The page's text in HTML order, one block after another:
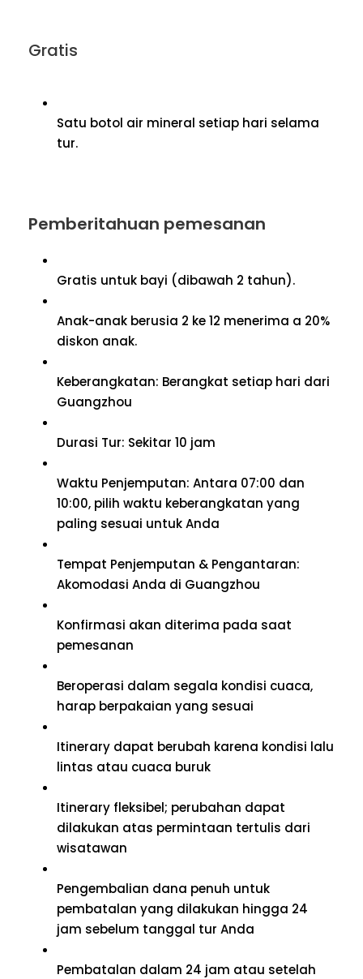
Gratis
Satu botol air mineral setiap hari selama
tur.
Pemberitahuan pemesanan
Gratis untuk bayi (dibawah 2 tahun).
Anak-anak berusia 2 ke 12 menerima a 20%
diskon anak.
Keberangkatan: Berangkat setiap hari dari
Guangzhou
Durasi Tur: Sekitar 10 jam
Waktu Penjemputan: Antara 07:00 dan
10:00, pilih waktu keberangkatan yang
paling sesuai untuk Anda
Tempat Penjemputan & Pengantaran:
Akomodasi Anda di Guangzhou
Konfirmasi akan diterima pada saat
pemesanan
Beroperasi dalam segala kondisi cuaca,
harap berpakaian yang sesuai
Itinerary dapat berubah karena kondisi lalu
lintas atau cuaca buruk
Itinerary fleksibel; perubahan dapat
dilakukan atas permintaan tertulis dari
wisatawan
Pengembalian dana penuh untuk
pembatalan yang dilakukan hingga 24
jam sebelum tanggal tur Anda
Pembatalan dalam 24 jam atau setelah